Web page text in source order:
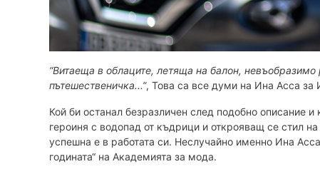
“Витаеща в облаците, летяща на балон,
пътешественичка...”, Това са все думи на Ина Асса за
Кой би останал безразличен след подобно описание
героиня с водопад от къдрици и открояващ се стил
успешна е в работата си. Неслучайно именно Ина
годината“ на Академията за мода.